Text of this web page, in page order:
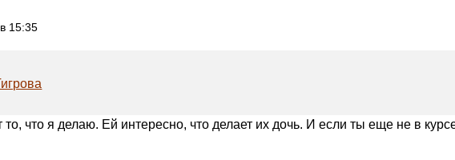
15:35
то, что я делаю. Ей интересно, что делает их дочь. И если ты еще не в